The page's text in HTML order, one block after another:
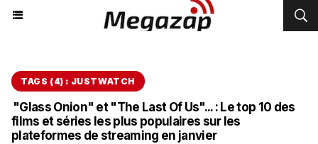
TAGS (4) : JUSTWATCH
"Glass Onion" et "The Last Of Us"... : Le top 10 des
films et séries les plus populaires sur les
plateformes de streaming en janvier